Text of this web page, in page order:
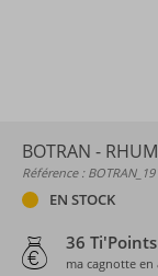
BOTRAN -
Référence : BOTRAN_19
EN STOCK
36 Ti'Points
ma cagnotte